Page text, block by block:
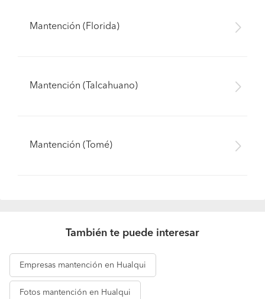
Mantención (Florida)
Mantención (Talcahuano)
Mantención (Tomé)
También te puede interesar
Empresas mantención en Hualqui
Fotos mantención en Hualqui